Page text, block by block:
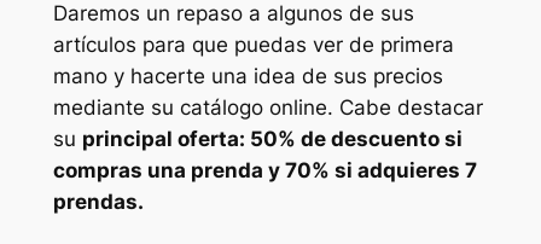
Daremos un repaso a algunos de sus
artículos para que puedas ver de primera
mano y hacerte una idea de sus precios
mediante su catálogo online. Cabe destacar
su principal oferta: 50% de descuento si
compras una prenda y 70% si adquieres 7
prendas.